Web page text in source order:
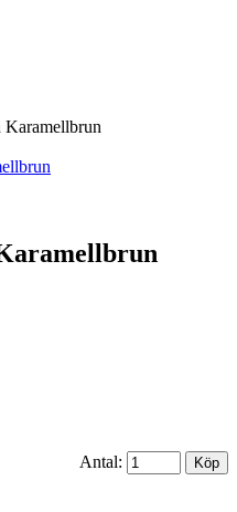
Karamellbrun
Antal: